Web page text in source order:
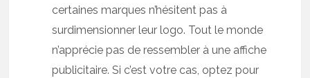
certaines marques n’hésitent pas à
surdimensionner leur logo. Tout le monde
n’apprécie pas de ressembler à une affiche
publicitaire. Si c’est votre cas, optez pour